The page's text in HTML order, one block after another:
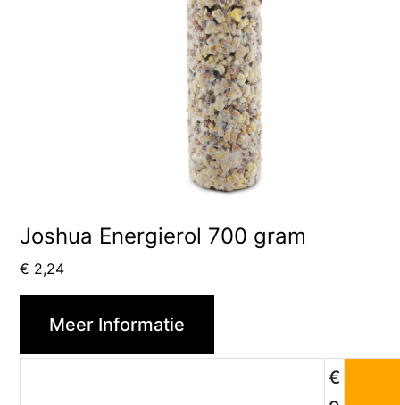
Joshua Energierol 700 gram
€ 2,24
Meer Informatie
€